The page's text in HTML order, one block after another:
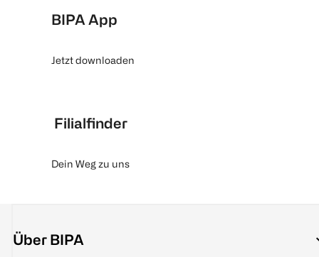
BIPA App
Jetzt downloaden
Filialfinder
Dein Weg zu uns
Über BIPA